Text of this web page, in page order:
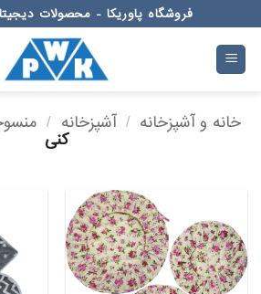
to
content
فروشگاه پاوریکا - محصولات
خانه و آشپزخانه / آشپزخانه /
کنی